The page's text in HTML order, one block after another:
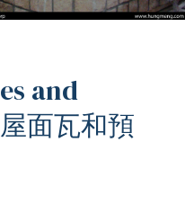
and
面瓦和預